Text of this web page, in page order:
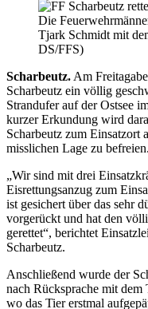
Die
Tjark Schmidt mit
DS/FFS)
Scharbeutz. Am
Scharbeutz ein völlig
Strandufer auf der Ostsee
kurzer Erkundung wird
Scharbeutz zum Einsatzort
misslichen Lage zu befreien.
„Wir sind mit drei
Eisrettungsanzug zum
ist gesichert über das sehr
vorgerückt und hat den
gerettet“, berichtet
Scharbeutz.
Anschließend wurde der
nach Rücksprache mit
wo das Tier erstmal